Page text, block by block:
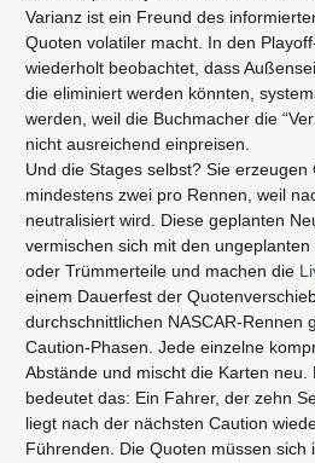
Varianz ist ein Freund des
Quoten volatiler macht. In den
wiederholt beobachtet, dass
die eliminiert werden könnten,
werden, weil die Buchmacher die
nicht ausreichend einpreisen.
Und die Stages selbst? Sie erzeugen
mindestens zwei pro Rennen, weil
neutralisiert wird. Diese geplanten
vermischen sich mit den
oder Trümmerteile und machen die
einem Dauerfest der
durchschnittlichen NASCAR-Rennen
Caution-Phasen. Jede einzelne
Abstände und mischt die Karten
bedeutet das: Ein Fahrer, der zehn
liegt nach der nächsten Caution
Führenden. Die Quoten müssen sich